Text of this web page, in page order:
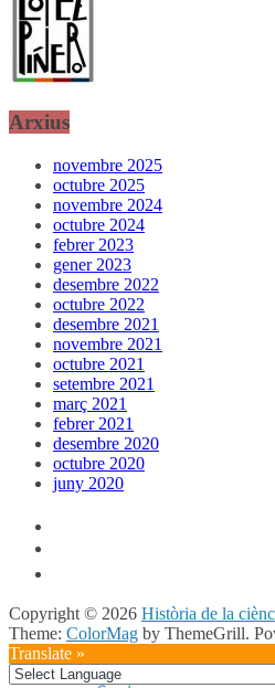
Arxius
novembre 2025
octubre 2025
novembre 2024
octubre 2024
febrer 2023
gener 2023
desembre 2022
octubre 2022
desembre 2021
novembre 2021
octubre 2021
setembre 2021
març 2021
febrer 2021
desembre 2020
octubre 2020
juny 2020
Copyright © 2026 Història de la
Theme: ColorMag by ThemeGrill.
Translate »